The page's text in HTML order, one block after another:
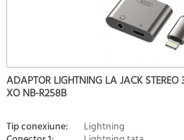
ADAPTOR LIGHTNING LA JACK
XO NB-R258B
Tip conexiune: Lightning